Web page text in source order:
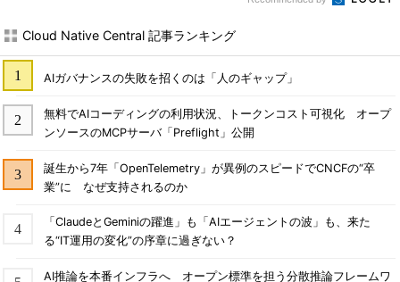
Cloud Native Central 記事ランキング
AIガバナンスの失敗を招くのは「人のギャップ」
無料でAIコーディングの利用状況、トークンコスト可視化 オープ
ンソースのMCPサーバ「Preflight」公開
誕生から7年「OpenTelemetry」が異例のスピードでCNCFの“卒
業”に なぜ支持されるのか
「ClaudeとGeminiの躍進」も「AIエージェントの波」も、来た
る“IT運用の変化”の序章に過ぎない？
AI推論を本番インフラへ オープン標準を担う分散推論フレームワ